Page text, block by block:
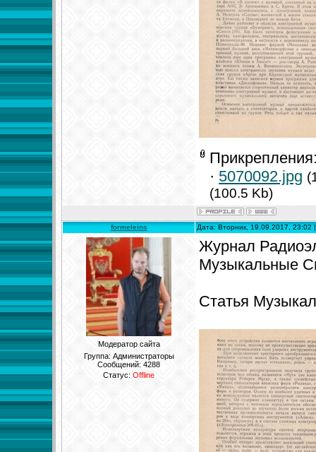
· 5070092.jpg
(100.5 Kb)
formeleins Дата: Вторник, 19.09.2017,
Модератор сайта
Группа: Администраторы
Сообщений:4288
Статус:Offline
Журнал
Музыкальные
Статья